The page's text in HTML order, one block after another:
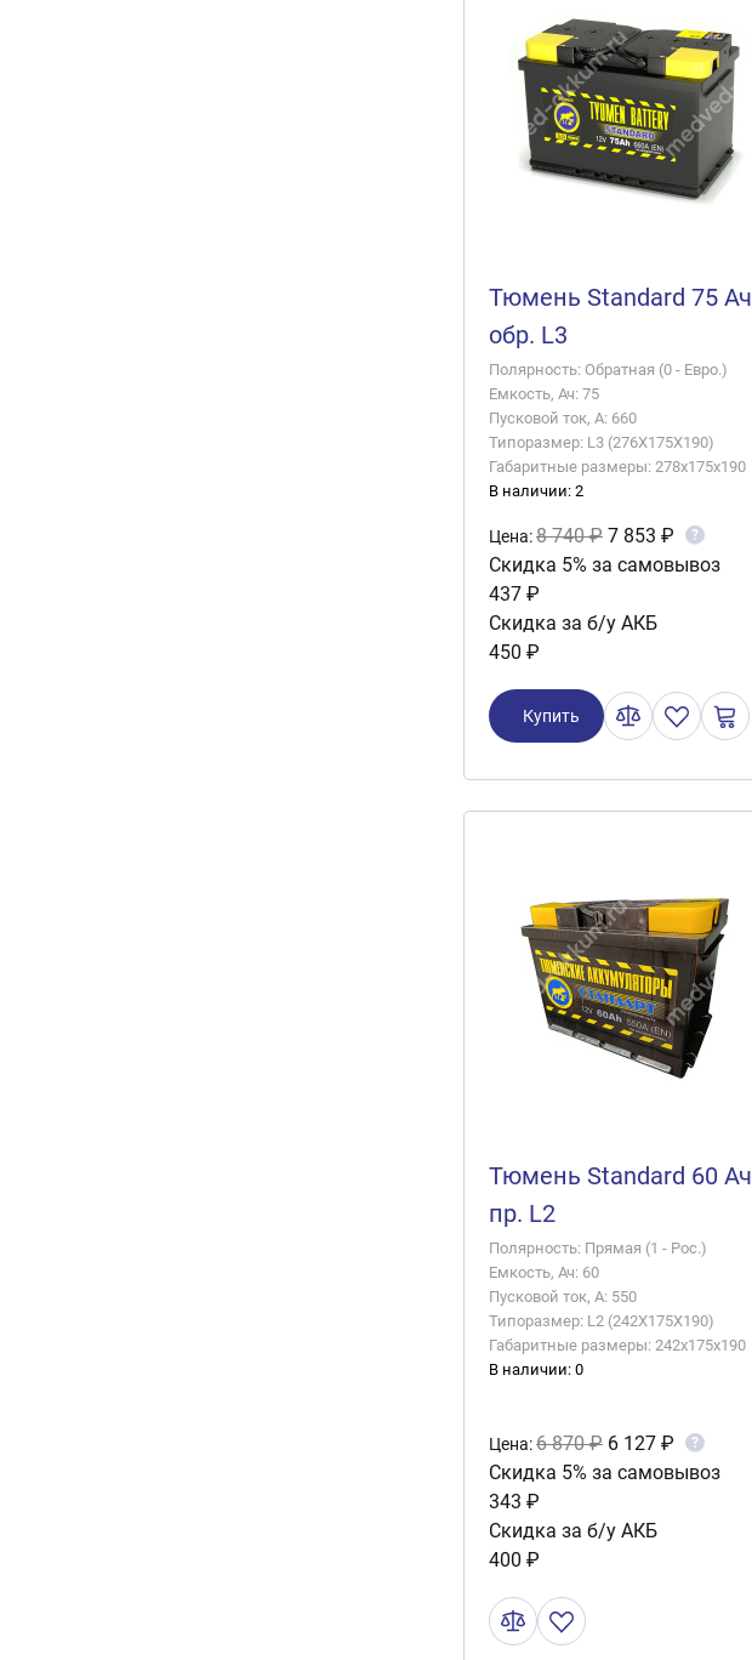
Тюмень Standard 75 Ач
обр. L3
Полярность: Обратная (0 - Евро.)
Емкость, Ач: 75
Пусковой ток, А: 660
Типоразмер: L3 (276X175X190)
Габаритные размеры: 278x175x190
В наличии: 2
Цена:8 740 ₽ 7 853 ₽ ?
Скидка 5% за самовывоз
437 ₽
Скидка за б/у АКБ
450 ₽
Купить
Тюмень Standard 60 Ач
пр. L2
Полярность: Прямая (1 - Рос.)
Емкость, Ач: 60
Пусковой ток, А: 550
Типоразмер: L2 (242X175X190)
Габаритные размеры: 242x175x190
В наличии: 0
Цена:6 870 ₽ 6 127 ₽ ?
Скидка 5% за самовывоз
343 ₽
Скидка за б/у АКБ
400 ₽